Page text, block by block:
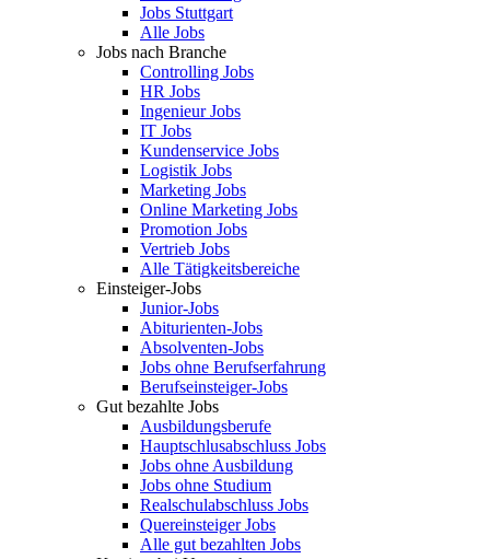
Jobs Stuttgart
Alle Jobs
Jobs nach Branche
Controlling Jobs
HR Jobs
Ingenieur Jobs
IT Jobs
Kundenservice Jobs
Logistik Jobs
Marketing Jobs
Online Marketing Jobs
Promotion Jobs
Vertrieb Jobs
Alle Tätigkeitsbereiche
Einsteiger-Jobs
Junior-Jobs
Abiturienten-Jobs
Absolventen-Jobs
Jobs ohne Berufserfahrung
Berufseinsteiger-Jobs
Gut bezahlte Jobs
Ausbildungsberufe
Hauptschlusabschluss Jobs
Jobs ohne Ausbildung
Jobs ohne Studium
Realschulabschluss Jobs
Quereinsteiger Jobs
Alle gut bezahlten Jobs